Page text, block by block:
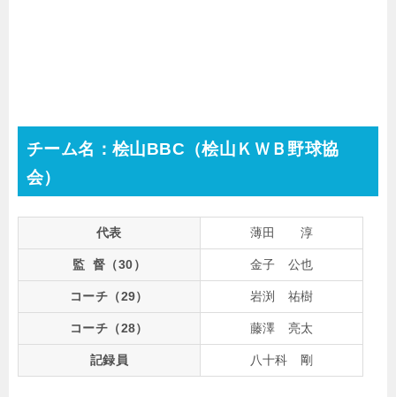
チーム名：桧山BBC（桧山ＫＷＢ野球協
会）
代表 薄田 淳
監 督（30） 金子 公也
コーチ（29） 岩渕 祐樹
コーチ（28） 藤澤 亮太
記録員 八十科 剛